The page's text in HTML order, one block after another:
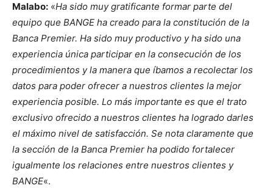
Malabo: «Ha sido muy gratificante formar parte del
equipo que BANGE ha creado para la constitución de la
Banca Premier. Ha sido muy productivo y ha sido una
experiencia única participar en la consecución de los
procedimientos y la manera que íbamos a recolectar los
datos para poder ofrecer a nuestros clientes la mejor
experiencia posible. Lo más importante es que el trato
exclusivo ofrecido a nuestros clientes ha logrado darles
el máximo nivel de satisfacción. Se nota claramente que
la sección de la Banca Premier ha podido fortalecer
igualmente los relaciones entre nuestros clientes y
BANGE«.